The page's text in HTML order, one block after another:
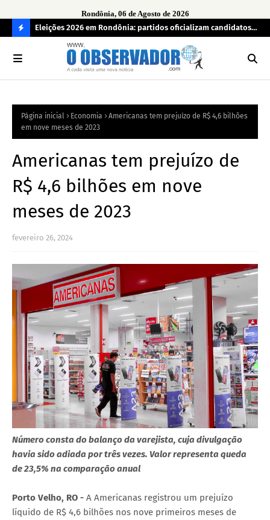
Rondônia, 06 de Agosto de 2026
O
R
Eleições 2026 em Rondônia: partidos oficializam candidatos a
deputado estadual, partidos não conseguem formar chapas
completas
Página inicial Economia
Americanas tem prejuízo de R$ 4,6 bilhões
em nove meses de 2023
Americanas tem prejuízo de
R$ 4,6 bilhões em nove
meses de 2023
fevereiro 26, 2024
Número consta do balanço da varejista, cuja divulgação
havia sido adiada por três vezes. Valor representa queda
de 23,5% na comparação anual
Porto Velho, RO - A Americanas registrou um prejuízo
líquido de R$ 4,6 bilhões nos nove primeiros meses de